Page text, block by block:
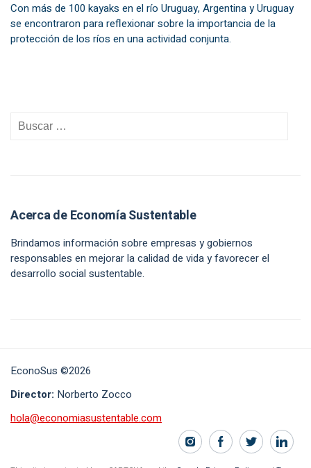
Con más de 100 kayaks en el río Uruguay, Argentina y Uruguay
se encontraron para reflexionar sobre la importancia de la
protección de los ríos en una actividad conjunta.
Acerca de Economía Sustentable
Brindamos información sobre empresas y gobiernos
responsables en mejorar la calidad de vida y favorecer el
desarrollo social sustentable.
EconoSus ©2026
Director: Norberto Zocco
hola@economiasustentable.com